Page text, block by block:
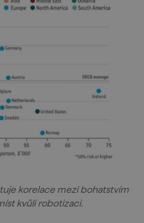
korelace mezi bohatstvím
kvůli robotizaci.